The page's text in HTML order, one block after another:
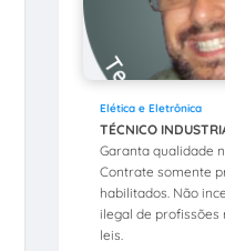
Elética e Eletrônica
TÉCNICO
Garanta qualidade
Contrate somente
habilitados. Não
ilegal de
leis.